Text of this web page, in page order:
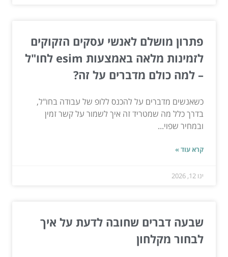
פתרון מושלם לאנשי עסקים הזקוקים
לזמינות מלאה באמצעות esim לחו"ל
– למה כולם מדברים על זה?
כשאנשים מדברים על להכנס ללופ של עבודה בחו"ל,
בדרך כלל מה שמטריד זה איך לשמור על קשר זמין
ובמחיר שפוי...
קרא עוד »
ינו 12, 2026
שבעה דברים שחובה לדעת על איך
לבחור מקלחון